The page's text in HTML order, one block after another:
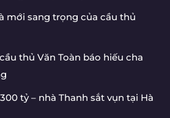
mới sang trọng của cầu thủ
thủ Văn Toàn báo hiếu cha
tỷ – nhà Thanh sắt vụn tại Hà